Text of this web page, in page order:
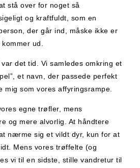
stå over for noget så
og kraftfuldt, som en
der går ind, måske ikke er
ud.
det tid. Vi samledes omkring et
et navn, der passede perfekt
mig som vores affyringsrampe.
egne trøfler, mens
og mere alvorlig. At håndtere
nærme sig et vildt dyr, kun for at
Mens vores trøffelte (og
vi til en sidste, stille vandretur til